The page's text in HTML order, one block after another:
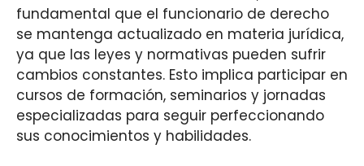
fundamental que el funcionario de derecho
se mantenga actualizado en materia jurídica,
ya que las leyes y normativas pueden sufrir
cambios constantes. Esto implica participar en
cursos de formación, seminarios y jornadas
especializadas para seguir perfeccionando
sus conocimientos y habilidades.